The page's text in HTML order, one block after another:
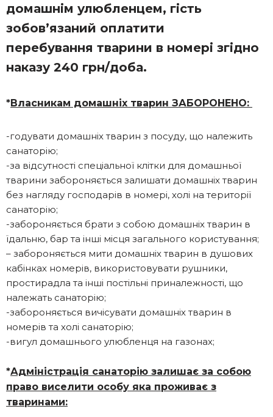
домашнім улюбленцем, гість
зобов’язаний оплатити
перебування тварини в номері згідно
наказу 240 грн/доба.
*Власникам домашніх тварин ЗАБОРОНЕНО:
-годувати домашніх тварин з посуду, що належить
санаторію;
-за відсутності спеціальної клітки для домашньої
тварини забороняється залишати домашніх тварин
без нагляду господарів в номері, холі на території
санаторію;
-забороняється брати з собою домашніх тварин в
їдальню, бар та інші місця загального користування;
– забороняється мити домашніх тварин в душових
кабінках номерів, використовувати рушники,
простирадла та інші постільні приналежності, що
належать санаторію;
-забороняється вичісувати домашніх тварин в
номерів та холі санаторію;
-вигул домашнього улюбленця на газонах;
*Адміністрація санаторію залишає за собою
право виселити особу яка проживає з
тваринами: